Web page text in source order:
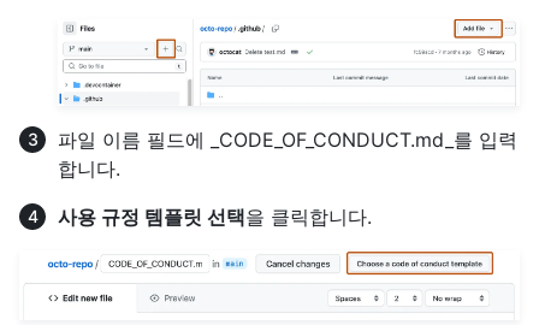
파일 이름 필드에 _CODE_OF_CONDUCT.md_를 입력
합니다.
사용 규정 템플릿 선택을 클릭합니다.